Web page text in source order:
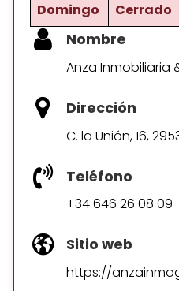
Domingo
Cerrado
Nombre
Anza Inmobiliaria
Dirección
C. la Unión, 16,
Teléfono
+34 646 26 08 09
Sitio web
https://